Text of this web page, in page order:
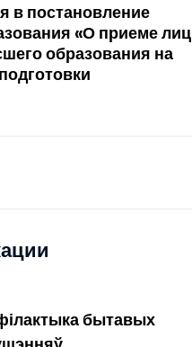
в постановление
«О приеме лиц
образования на
бытавых